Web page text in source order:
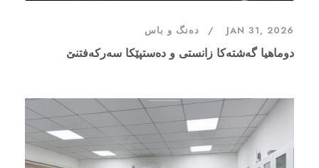
JAN 31, 2026 دەنگ و باس
دوماهیا گەشتەکا زانستی و دەستپێکا سەرکەفتنێ